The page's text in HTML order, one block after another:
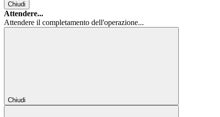
Chiudi
Attendere...
Attendere il completamento dell'operazione...
Chiudi